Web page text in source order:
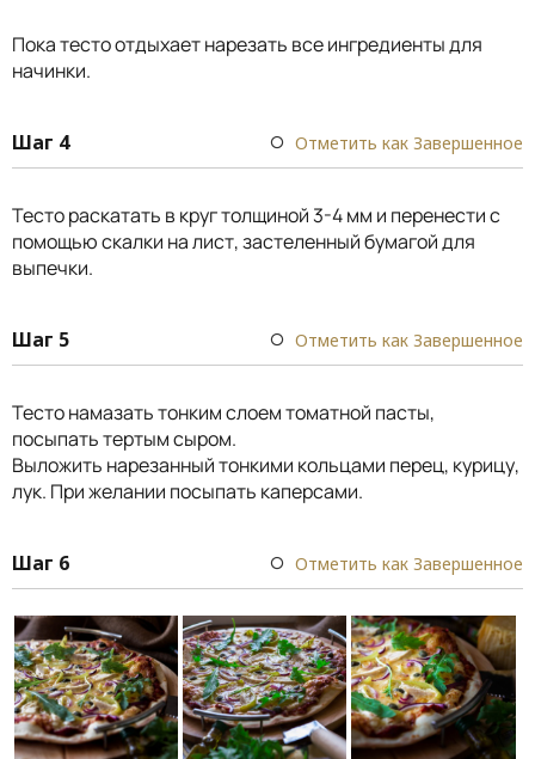
Пока тесто отдыхает нарезать все ингредиенты для
начинки.
Шаг 4 Отметить как Завершенное
Тесто раскатать в круг толщиной 3-4 мм и перенести с
помощью скалки на лист, застеленный бумагой для
выпечки.
Шаг 5 Отметить как Завершенное
Тесто намазать тонким слоем томатной пасты,
посыпать тертым сыром.
Выложить нарезанный тонкими кольцами перец, курицу,
лук. При желании посыпать каперсами.
Шаг 6 Отметить как Завершенное